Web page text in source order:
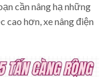
cần nâng hạ những
cao hơn, xe nâng điện